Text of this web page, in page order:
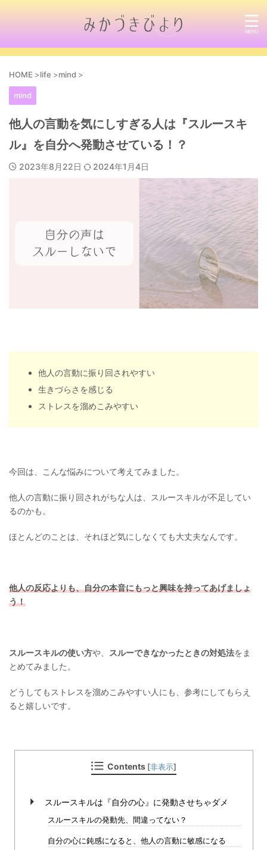
HOME >life >mind >
mind
他人の言動を気にしすぎる人は『スルースキ
ル』を自分へ発動させている！？
2023年8月22日 2024年1月4日
他人の言動に振り回されやすい
生きづらさを感じる
ストレスを溜めこみやすい
今回は、こんな悩みについて考えてみました。
他人の言動に振り回されがちな人は、スルースキルが不足してい
るのかも。
ほとんどのことは、それほど気にしなくても大丈夫なんです。
他人の反応よりも、自分の本音にもっと興味を持ってあげましょ
う！
スルースキルの使い方や、 スルーできなかったときの対処法をま
とめてみました。
どうしてもストレスを溜めこみやすい人にも、参考にしてもらえ
ると嬉しいです。
Contents [非表示]
スルースキルは『自分の心』に発動させちゃダメ
スルースキルの発動先、間違ってない？
自分の心に鈍感になると、他人の言動に敏感になる